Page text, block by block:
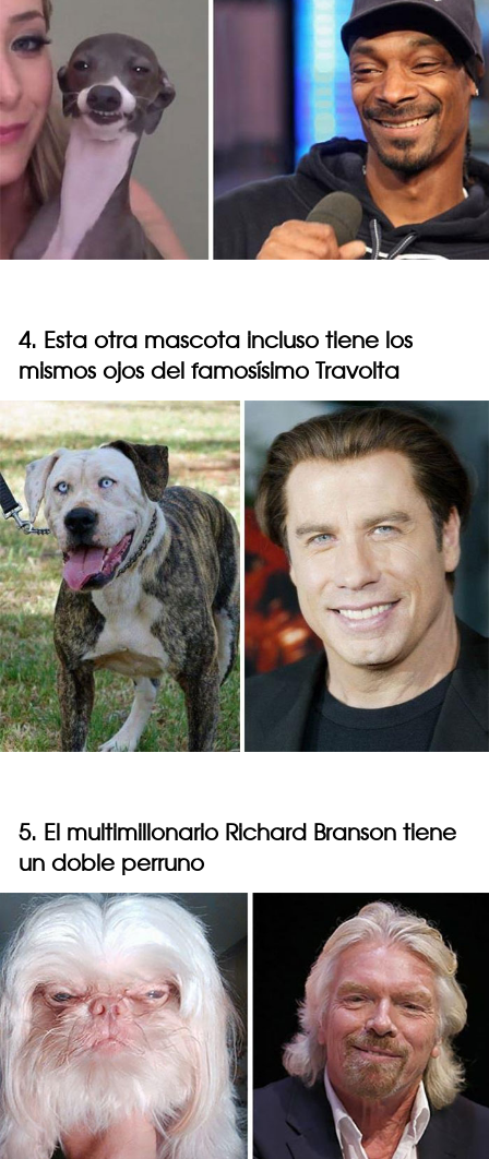
4. Esta otra mascota incluso tiene los
mismos ojos del famosísimo Travolta
5. El multimillonario Richard Branson tiene
un doble perruno